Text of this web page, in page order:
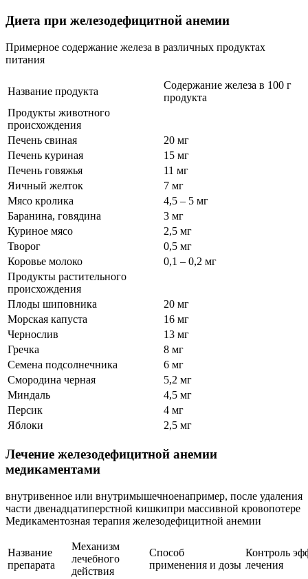
Диета при железодефицитной анемии
Примерное содержание железа в различных продуктах
питания
Название продукта
Содержание железа в 100 г
продукта
Продукты животного
происхождения
Печень свиная
20 мг
Печень куриная
15 мг
Печень говяжья
11 мг
Яичный желток
7 мг
Мясо кролика
4,5 – 5 мг
Баранина, говядина
3 мг
Куриное мясо
2,5 мг
Творог
0,5 мг
Коровье молоко
0,1 – 0,2 мг
Продукты растительного
происхождения
Плоды шиповника
20 мг
Морская капуста
16 мг
Чернослив
13 мг
Гречка
8 мг
Семена подсолнечника
6 мг
Смородина черная
5,2 мг
Миндаль
4,5 мг
Персик
4 мг
Яблоки
2,5 мг
Лечение железодефицитной анемии
медикаментами
внутривенное или внутримышечноенапример, после удаления
части двенадцатиперстной кишкипри массивной кровопотере
Медикаментозная терапия железодефицитной анемии
Название
препарата
Механизм
лечебного
действия
Способ
применения и дозы
Контроль
лечения